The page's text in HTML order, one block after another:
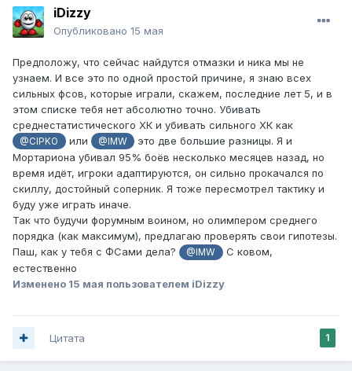
iDizzy
Опубликовано 15 мая
Предположу, что сейчас найдутся отмазки и ника мы не
узнаем. И все это по одной простой причине, я знаю всех
сильных фсов, которые играли, скажем, последние лет 5, и в
этом списке тебя нет абсолютно точно. Убивать
среднестатистического ХК и убивать сильного ХК как
@CIPKO или @IMW
это две большие разницы. Я и
Мортариона убивал 95% боёв несколько месяцев назад, но
время идёт, игроки адаптируются, он сильно прокачался по
скиллу, достойный соперник. Я тоже пересмотрел тактику и
буду уже играть иначе.
Так что будучи форумным воином, но олимпером среднего
порядка (как максимум), предлагаю проверять свои гипотезы.
Паш, как у тебя с ФСами дела?
@IMW
С ковом,
естественно
Изменено 15 мая пользователем iDizzy
1
Цитата